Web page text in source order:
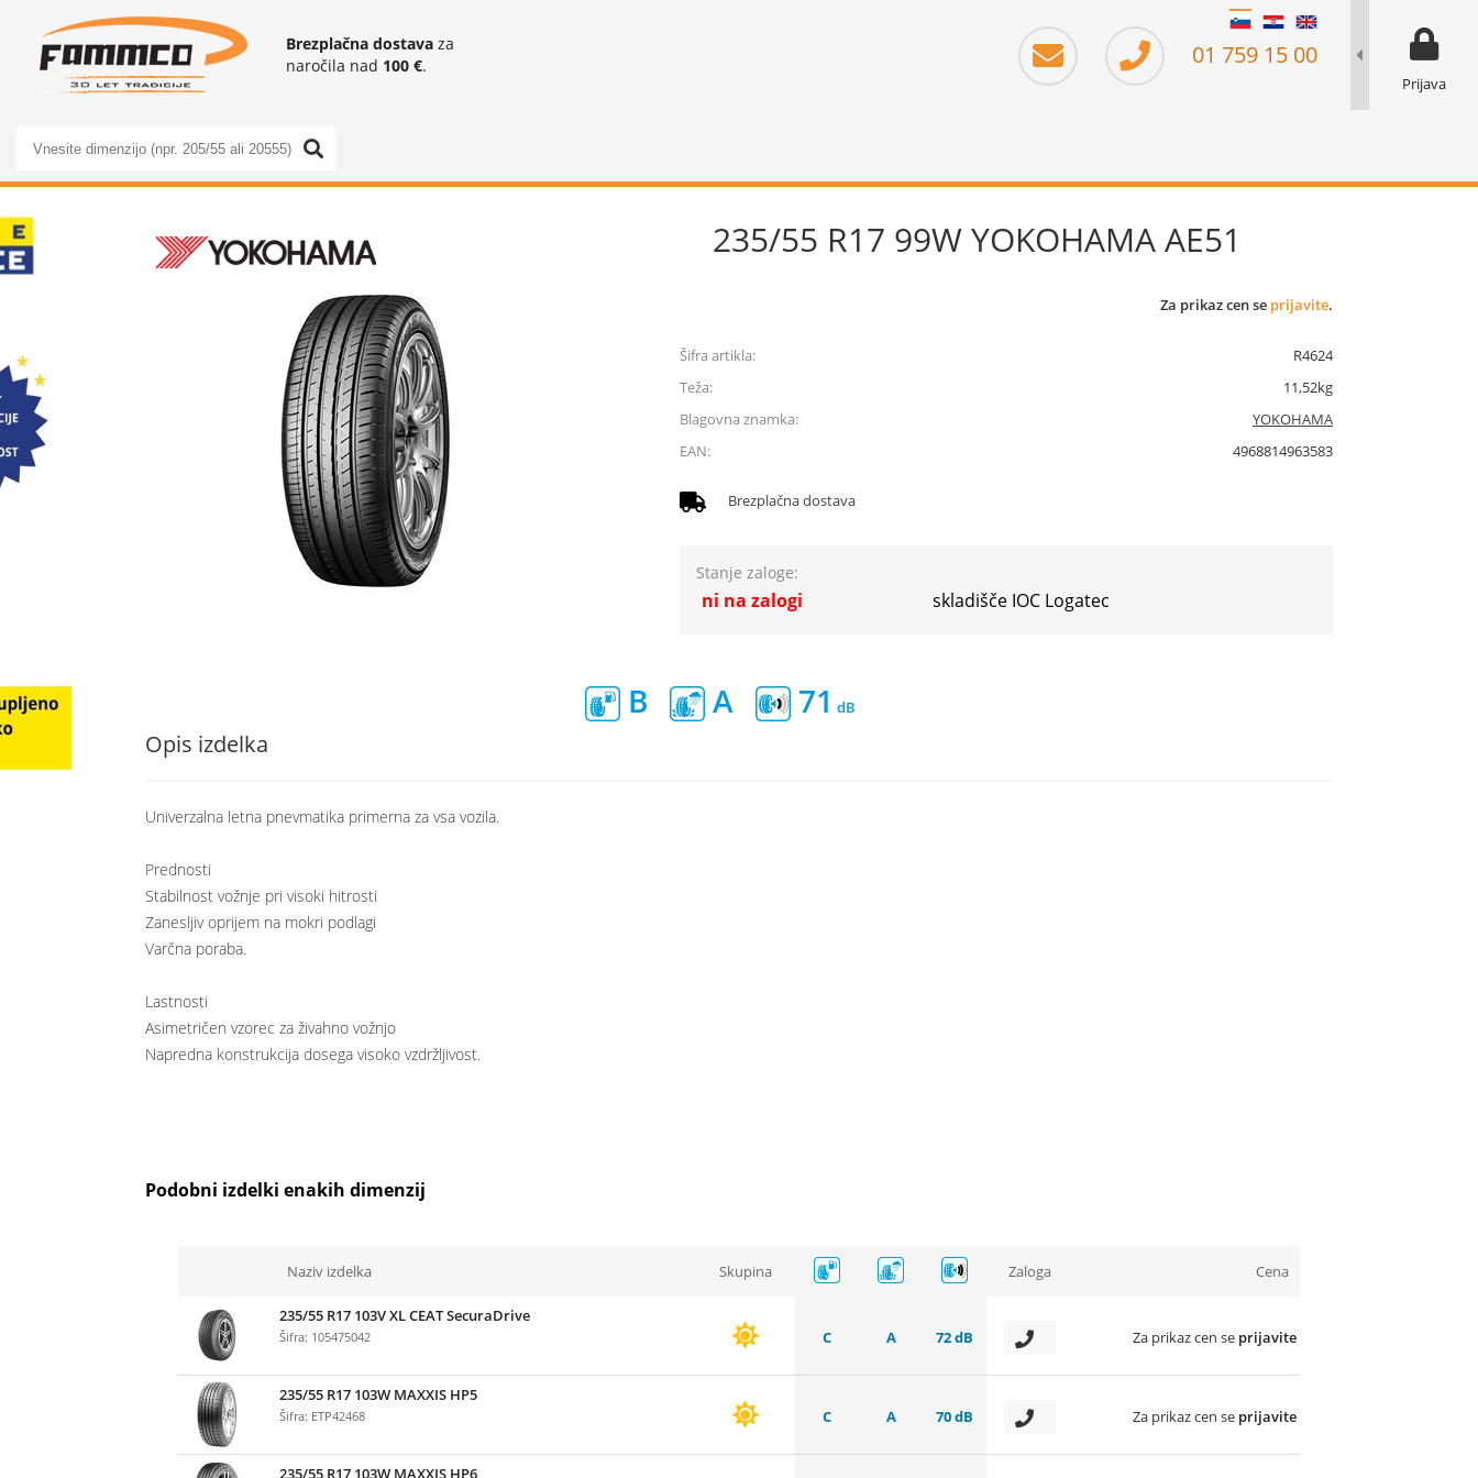
01 759 15 00
prikaz za
Prijava
Brezplačna dostava za
naročila nad 100 €.
235/55 R17 99W YOKOHAMA AE51
Za prikaz cen se prijavite.
Šifra artikla:
R4624
Teža:
11,52kg
Blagovna znamka:
YOKOHAMA
EAN:
4968814963583
Brezplačna dostava
Stanje zaloge:
ni na zalogi skladišče IOC Logatec
B A 71
Opis izdelka
Univerzalna letna pnevmatika primerna za vsa vozila.
Prednosti
Stabilnost vožnje pri visoki hitrosti
Zanesljiv oprijem na mokri podlagi
Varčna poraba.
Lastnosti
Asimetričen vzorec za živahno vožnjo
Napredna konstrukcija dosega visoko vzdržljivost.
Podobni izdelki enakih dimenzij
Naziv izdelka Skupina Zaloga Cena
235/55 R17 103V XL CEAT SecuraDrive
Šifra: 105475042 C A 72 dB Za prikaz cen se prijavite
235/55 R17 103W MAXXIS HP5
Šifra: ETP42468 C A 70 dB Za prikaz cen se prijavite
235/55 R17 103W MAXXIS HP6